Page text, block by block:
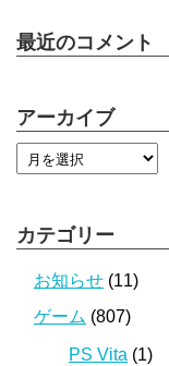
最近のコメント
アーカイブ
カテゴリー
お知らせ (11)
ゲーム (807)
PS Vita (1)